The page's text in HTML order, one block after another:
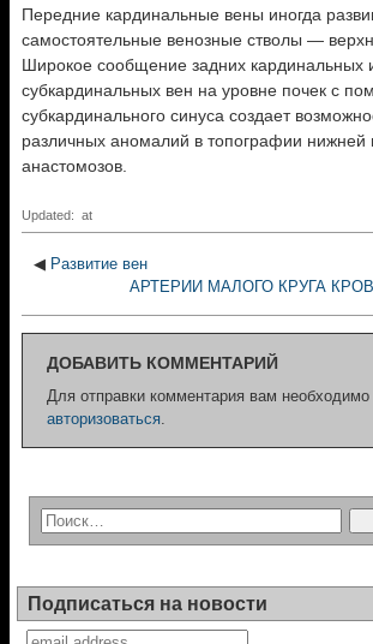
Передние кардинальные вены иногда
самостоятельные венозные стволы —
Широкое сообщение задних кардинальных
субкардинальных вен на уровне почек с
субкардинального синуса создает
различных аномалий в топографии
анастомозов.
Updated: at
◀ Развитие вен
АРТЕРИИ МАЛОГО КРУГА
ДОБАВИТЬ КОММЕНТАРИЙ
Для отправки комментария вам необходимо
авторизоваться.
Подписаться на новости